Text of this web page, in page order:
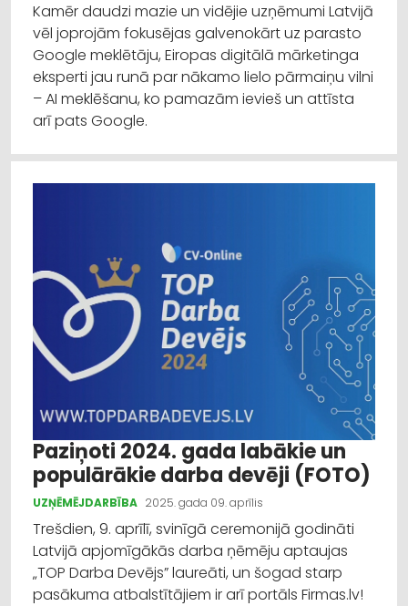
Kamēr daudzi mazie un vidējie uzņēmumi Latvijā
vēl joprojām fokusējas galvenokārt uz parasto
Google meklētāju, Eiropas digitālā mārketinga
eksperti jau runā par nākamo lielo pārmaiņu vilni
– AI meklēšanu, ko pamazām ievieš un attīsta
arī pats Google.
Paziņoti 2024. gada labākie un
populārākie darba devēji (FOTO)
UZŅĒMĒJDARBĪBA 2025. gada 09. aprīlis
Trešdien, 9. aprīlī, svinīgā ceremonijā godināti
Latvijā apjomīgākās darba ņēmēju aptaujas
„TOP Darba Devējs” laureāti, un šogad starp
pasākuma atbalstītājiem ir arī portāls Firmas.lv!